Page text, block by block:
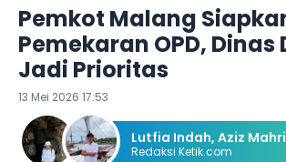
Pemkot Malang
Pemekaran OPD,
Jadi Prioritas
13 Mei 2026 17:53
Lutfia Indah, Aziz
Redaksi Ketik.com